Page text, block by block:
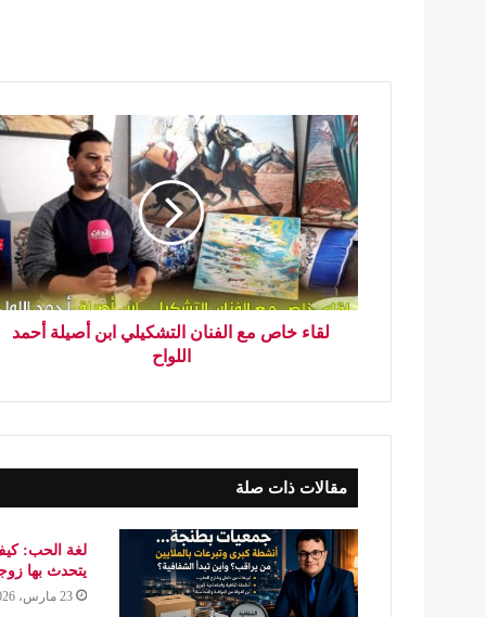
لقاء خاص مع الفنان التشكيلي ابن أصيلة أحمد
اللواح
مقالات ذات صلة
لغة الحب:
يتحدث بها
23 مارس، 2026